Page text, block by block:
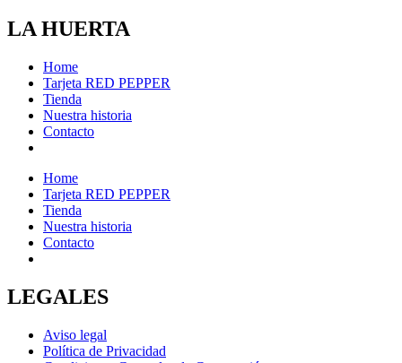
LA HUERTA
Home
Tarjeta RED PEPPER
Tienda
Nuestra historia
Contacto
Home
Tarjeta RED PEPPER
Tienda
Nuestra historia
Contacto
LEGALES
Aviso legal
Política de Privacidad